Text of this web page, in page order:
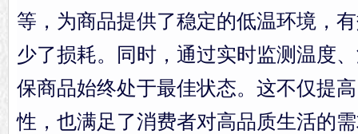
等，为商品提供了稳定的低温环境，
少了损耗。同时，通过实时监测温度
保商品始终处于最佳状态。这不仅提
性，也满足了消费者对高品质生活的